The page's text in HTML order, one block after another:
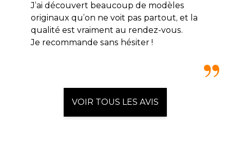
J’ai découvert beaucoup de modèles
originaux qu’on ne voit pas partout, et la
qualité est vraiment au rendez-vous.
Je recommande sans hésiter !
VOIR TOUS LES AVIS